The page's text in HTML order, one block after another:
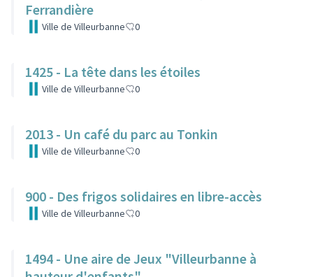
Ferrandière
Ville de Villeurbanne 0
1425 - La tête dans les étoiles
Ville de Villeurbanne 0
2013 - Un café du parc au Tonkin
Ville de Villeurbanne 0
900 - Des frigos solidaires en libre-accès
Ville de Villeurbanne 0
1494 - Une aire de Jeux "Villeurbanne à